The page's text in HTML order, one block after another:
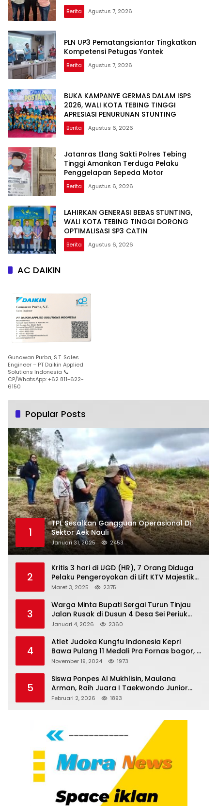
Berita Agustus 7, 2026
PLN UP3 Pematangsiantar Tingkatkan
Kompetensi Petugas Yantek
Berita Agustus 7, 2026
BUKA KAMPANYE GERMAS DALAM ISPS
2026, WALI KOTA TEBING TINGGI
APRESIASI PENURUNAN STUNTING
Berita Agustus 6, 2026
Jatanras Elang Sakti Polres Tebing
Tinggi Amankan Terduga Pelaku
Penggelapan Sepeda Motor
Berita Agustus 6, 2026
LAHIRKAN GENERASI BEBAS STUNTING,
WALI KOTA TEBING TINGGI DORONG
OPTIMALISASI SP3 CATIN
Berita Agustus 6, 2026
AC DAIKIN
Gunawan Purba, S.T. Sales
Engineer – PT Daikin Applied
Solutions Indonesia 📞
CP/WhatsApp: +62 811-622-
6150
Popular Posts
1
TPL Sesalkan Gangguan Operasional Di
Sektor Aek Nauli
Januari 31, 2025 2453
2
Kritis 3 hari di UGD (HR), 7 Orang Diduga
Pelaku Pengeroyokan di Lift KTV Majestik
Melenggang Bebas, Kantor Hukum JAP
Tanjungpinang
Maret 3, 2025 2375
3
Warga Minta Bupati Sergai Turun Tinjau
Jalan Rusak di Dusun 4 Desa Sei Periuk
Serdang Bedagai
Januari 4, 2026 2360
4
Atlet Judoka Kungfu Indonesia Kepri
Bawa Pulang 11 Medali Pra Fornas bogor, 3
Emas dan 8 Perunggu.
November 19, 2024 1973
5
Siswa Ponpes Al Mukhlisin, Maulana
Arman, Raih Juara I Taekwondo Junior
Putra di Riau National Championship 2026
Februari 2, 2026 1893